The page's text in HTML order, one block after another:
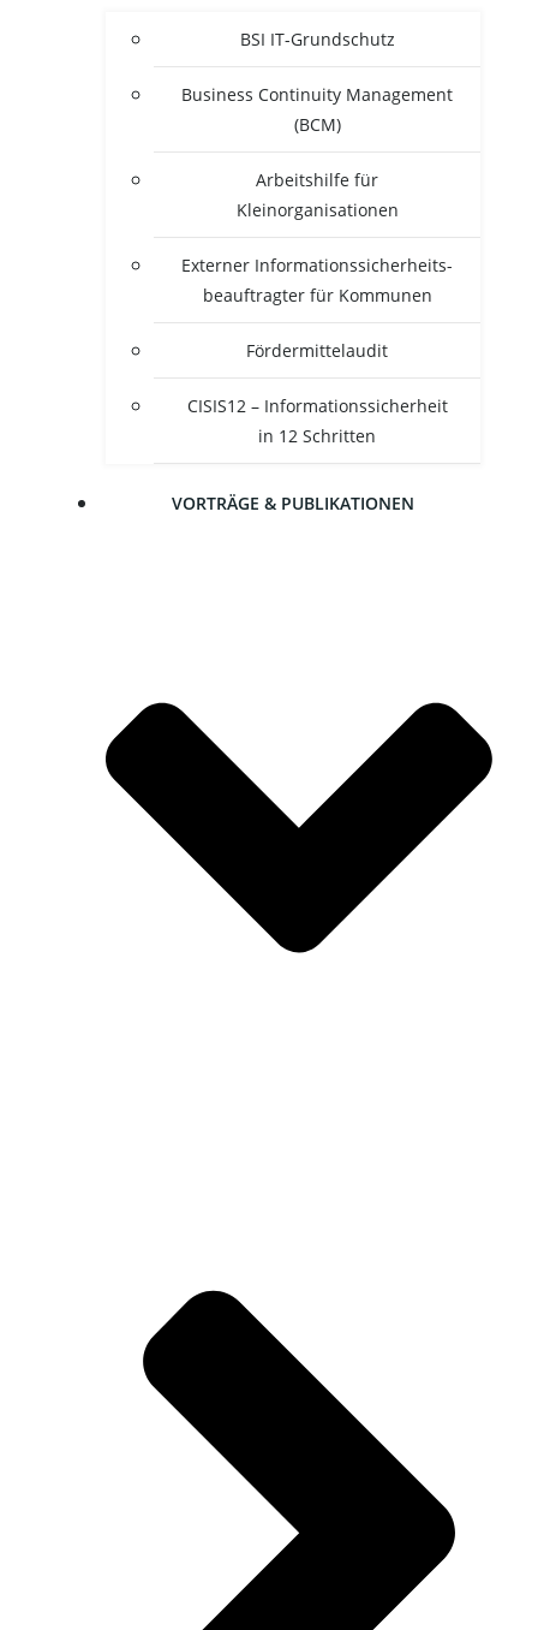
BSI IT-Grun­d­­schutz
Busi­ness Con­ti­nui­ty Manage­ment
(BCM)
Arbeits­hil­fe für
Kleinorganisationen
Exter­ner Infor­ma­ti­ons­si­cher­heits­
be­auf­trag­ter für Kommunen
För­der­mit­tel­au­dit
CISIS12 – Infor­ma­ti­ons­si­cher­heit
in 12 Schritten
VOR­TRÄ­GE & PUBLIKATIONEN